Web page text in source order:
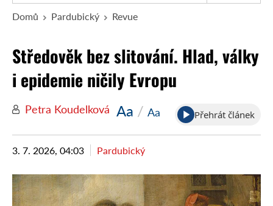
Domů Pardubický Revue
Středověk bez slitování. Hlad, války
i epidemie ničily Evropu
Petra Koudelková Aa / Aa Přehrát článek
3. 7. 2026, 04:03 Pardubický